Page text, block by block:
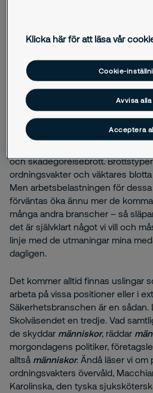
kärleken eller ryggdunkningarna
Brotten minskar av vakters
Tittar vi på antalet anmälda brott i
tydliga med en brottsminskning
ordningsvakter eller väktare
verksamhetens säkerhet- och
och skadegörelsebrott.
ordningsvakter och väktares
Men arbetsbelastningen för
förväntas öka ännu mer de
många andra branscher – så
det är självklart något vi vill och
linje med de utmaningar mina
dagligen.
Det kommer alltid finnas uslingar
arbeta på vissa positioner eller i
Säkerhetsbranschen är en sådan.
Skolväsendet en tredje. Vad
de skyddar människor, räddar
morgondagens politiker,
alltså människor. Ändå läser vi om
ordningsvakters övervåld,
Karolinska, den tyska
Klicka här för att läsa vår
Cookie-
Avvisa alla
Acceptera